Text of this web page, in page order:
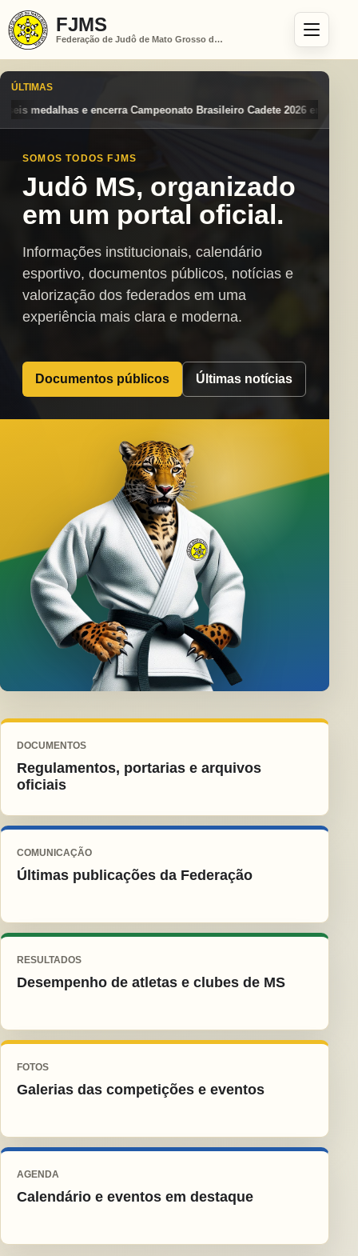
FJMS
Federação de Judô de Mato Grosso do Sul
ÚLTIMAS
Brasileiro Cadete 2026 entre os destaques nacionais Mato Grosso
SOMOS TODOS FJMS
Judô MS, organizado
em um portal oficial.
Informações institucionais, calendário
esportivo, documentos públicos, notícias e
valorização dos federados em uma
experiência mais clara e moderna.
Documentos públicos Últimas notícias
DOCUMENTOS
Regulamentos, portarias e arquivos
oficiais
COMUNICAÇÃO
Últimas publicações da Federação
RESULTADOS
Desempenho de atletas e clubes de MS
FOTOS
Galerias das competições e eventos
AGENDA
Calendário e eventos em destaque